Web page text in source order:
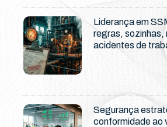
Liderança em
regras, sozinhas,
acidentes de
Segurança
conformidade ao